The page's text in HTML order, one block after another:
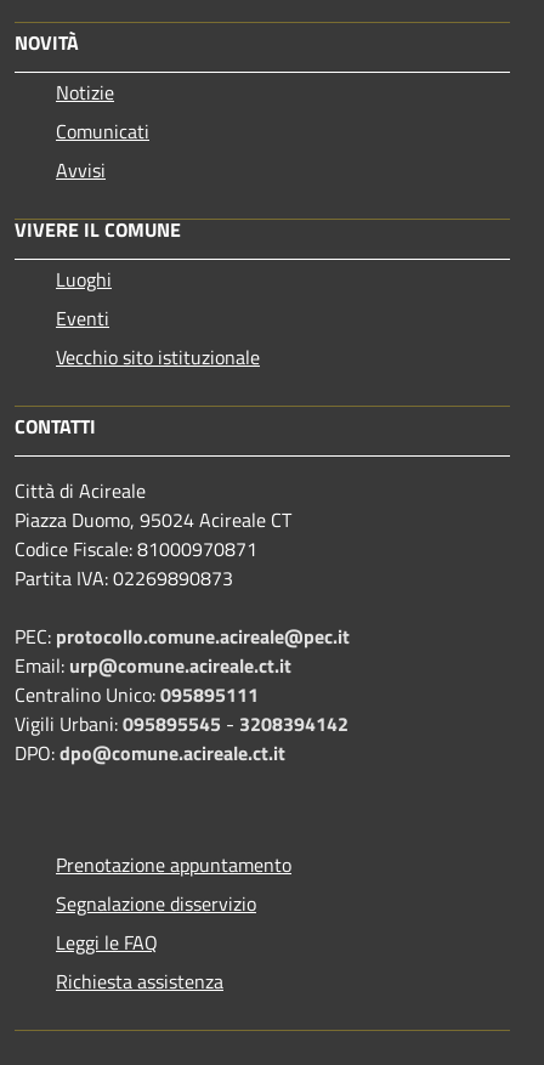
NOVITÀ
Notizie
Comunicati
Avvisi
VIVERE IL COMUNE
Luoghi
Eventi
Vecchio sito istituzionale
CONTATTI
Città di Acireale
Piazza Duomo, 95024 Acireale CT
Codice Fiscale: 81000970871
Partita IVA: 02269890873
PEC: protocollo.comune.acireale@pec.it
Email: urp@comune.acireale.ct.it
Centralino Unico:095895111
Vigili Urbani:095895545 - 3208394142
DPO:dpo@comune.acireale.ct.it
Prenotazione appuntamento
Segnalazione disservizio
Leggi le FAQ
Richiesta assistenza